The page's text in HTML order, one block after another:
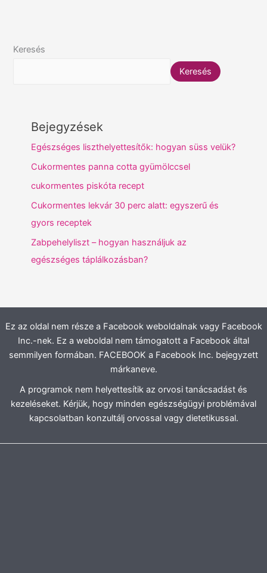
Keresés
Keresés
Bejegyzések
Egészséges liszthelyettesítők: hogyan süss velük?
Cukormentes panna cotta gyümölccsel
cukormentes piskóta recept
Cukormentes lekvár 30 perc alatt: egyszerű és
gyors receptek
Zabpehelyliszt – hogyan használjuk az
egészséges táplálkozásban?
Ez az oldal nem része a Facebook weboldalnak vagy Facebook
Inc.-nek. Ez a weboldal nem támogatott a Facebook által
semmilyen formában. FACEBOOK a Facebook Inc. bejegyzett
márkaneve.
A programok nem helyettesítik az orvosi tanácsadást és
kezeléseket. Kérjük, hogy minden egészségügyi problémával
kapcsolatban konzultálj orvossal vagy dietetikussal.